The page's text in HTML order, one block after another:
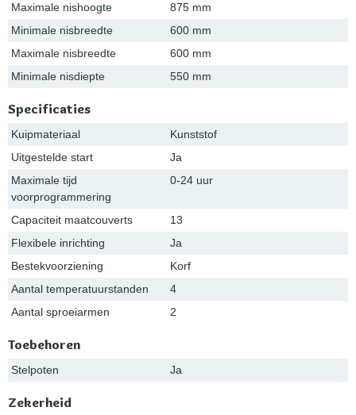
Maximale nishoogte
875 mm
Minimale nisbreedte
600 mm
Maximale nisbreedte
600 mm
Minimale nisdiepte
550 mm
Specificaties
Kuipmateriaal
Kunststof
Uitgestelde start
Ja
Maximale tijd
voorprogrammering
0-24 uur
Capaciteit maatcouverts
13
Flexibele inrichting
Ja
Bestekvoorziening
Korf
Aantal temperatuurstanden
4
Aantal sproeiarmen
2
Toebehoren
Stelpoten Ja
Zekerheid